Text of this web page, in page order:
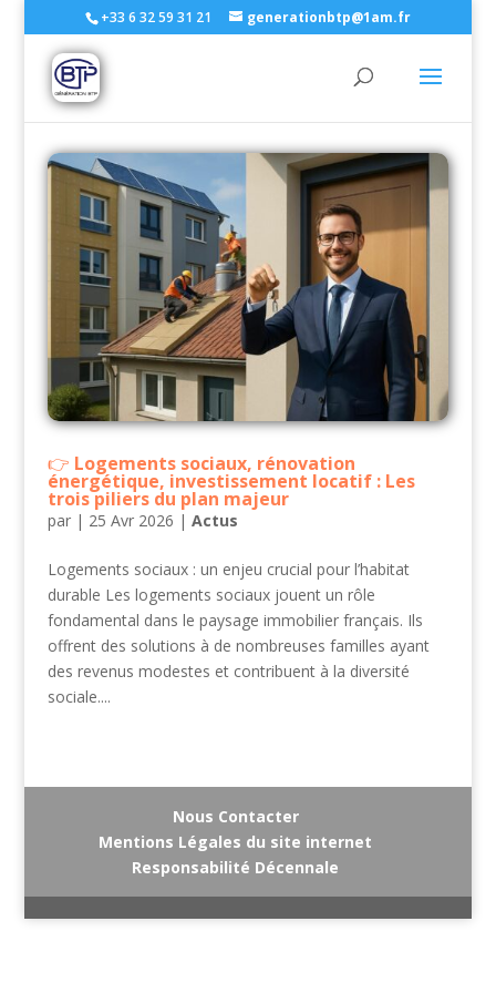
+33 6 32 59 31 21 generationbtp@1am.fr
Logements sociaux, rénovation
énergétique, investissement locatif : Les
trois piliers du plan majeur
par | 25 Avr 2026 | Actus
Logements sociaux : un enjeu crucial pour l’habitat
durable Les logements sociaux jouent un rôle
fondamental dans le paysage immobilier français. Ils
offrent des solutions à de nombreuses familles ayant
des revenus modestes et contribuent à la diversité
sociale....
Nous Contacter
Mentions Légales du site internet
Responsabilité Décennale